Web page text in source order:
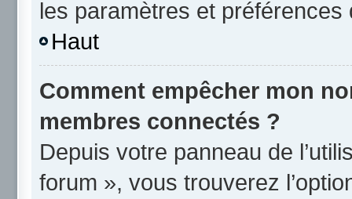
les paramètres et préférences
Haut
Comment empêcher mon
membres connectés ?
Depuis votre panneau de
forum », vous trouverez